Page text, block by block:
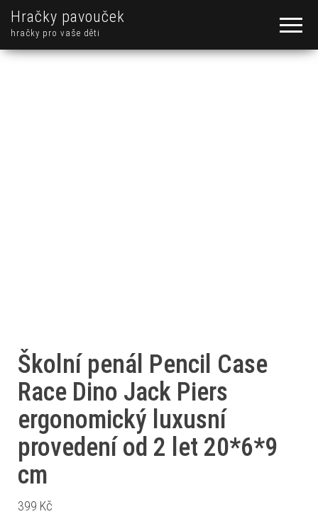
Hračky pavouček
hračky pro vaše děti
Školní penál Pencil Case
Race Dino Jack Piers
ergonomický luxusní
provedení od 2 let 20*6*9
cm
399 Kč